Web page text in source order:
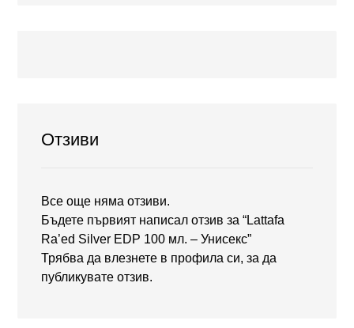
Отзиви
Все още няма отзиви.
Бъдете първият написал отзив за “Lattafa
Ra’ed Silver EDP 100 мл. – Унисекс”
Трябва да влезнете в профила си, за да
публикувате отзив.